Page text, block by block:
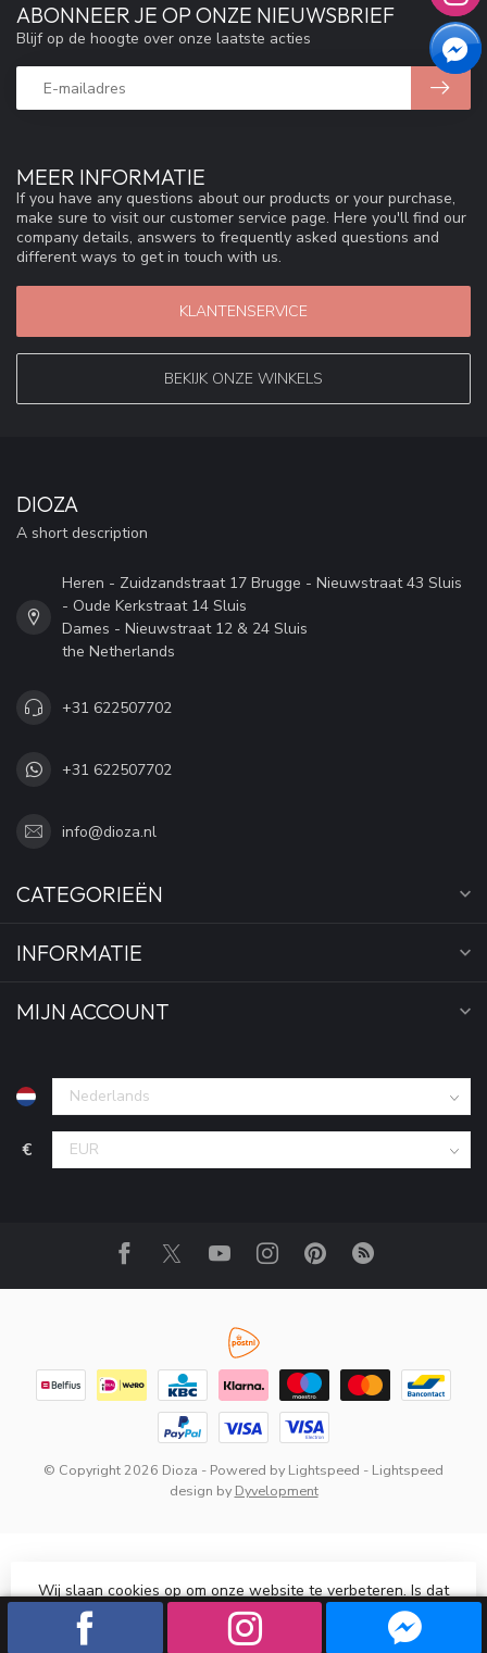
MEER INFORMATIE
If you have any questions about our products or your purchase,
make sure to visit our customer service page. Here you'll find our
company details, answers to frequently asked questions and
different ways to get in touch with us.
KLANTENSERVICE
BEKIJK ONZE WINKELS
ABONNEER JE OP ONZE NIEUWSBRIEF
Blijf op de hoogte over onze laatste acties
DIOZA
A short description
Heren - Zuidzandstraat 17 Brugge - Nieuwstraat 43 Sluis
- Oude Kerkstraat 14 Sluis
Dames - Nieuwstraat 12 & 24 Sluis
the Netherlands
+31 622507702
+31 622507702
info@dioza.nl
CATEGORIEËN
INFORMATIE
MIJN ACCOUNT
€
© Copyright 2026 Dioza - Powered by Lightspeed - Lightspeed
design by Dyvelopment
Wij slaan cookies op om onze website te verbeteren. Is dat
akkoord?
Nee Meer over cookies »